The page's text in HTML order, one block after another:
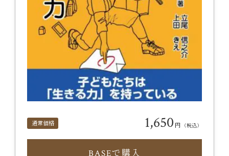
通常価格 1,650 円 （税込）
BASEで購入